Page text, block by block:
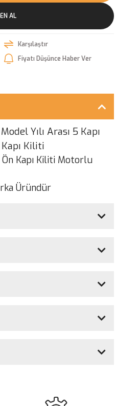
AL
Karşılaştır
Fiyatı Düşünce Haber Ver
Yılı Arası 5 Kapı
Kiliti
Kapı Kiliti Motorlu
Üründür
soru sorulmamış.
formunu kullanarak tarafımıza